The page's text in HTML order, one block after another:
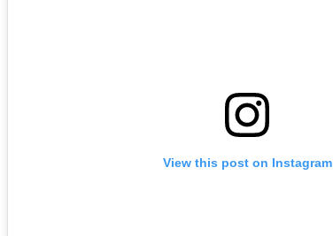
View this post on Instagram